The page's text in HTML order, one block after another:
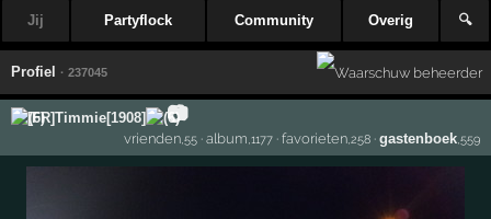
Jij Partyflock Community Overig 🔍
Profiel · 237045
[FR]Timmie[1908] 📷
vrienden,55· album ,1177· favorieten,258· gastenboek,559